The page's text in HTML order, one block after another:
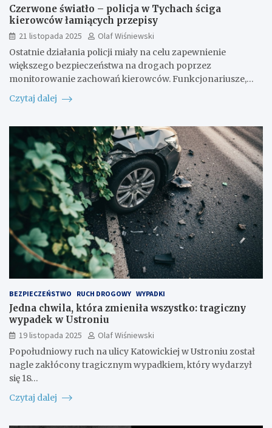
Czerwone światło – policja w Tychach ściga
kierowców łamiących przepisy
21 listopada 2025
Olaf Wiśniewski
Ostatnie działania policji miały na celu zapewnienie
większego bezpieczeństwa na drogach poprzez
monitorowanie zachowań kierowców. Funkcjonariusze,…
Czytaj dalej
BEZPIECZEŃSTWO RUCH DROGOWY WYPADKI
Jedna chwila, która zmieniła wszystko: tragiczny
wypadek w Ustroniu
19 listopada 2025
Olaf Wiśniewski
Popołudniowy ruch na ulicy Katowickiej w Ustroniu został
nagle zakłócony tragicznym wypadkiem, który wydarzył
się 18…
Czytaj dalej